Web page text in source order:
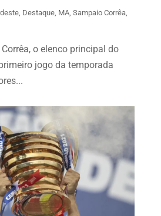
, Destaque, MA, Sampaio Corrêa,
o elenco principal do
jogo da temporada